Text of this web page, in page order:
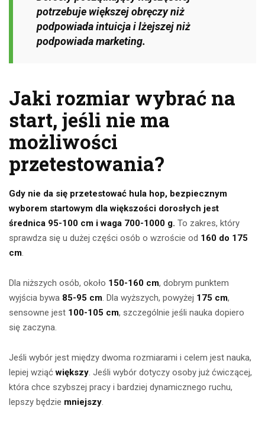
potrzebuje większej obręczy niż
podpowiada intuicja i lżejszej niż
podpowiada marketing.
Jaki rozmiar wybrać na
start, jeśli nie ma
możliwości
przetestowania?
Gdy nie da się przetestować hula hop, bezpiecznym
wyborem startowym dla większości dorosłych jest
średnica 95-100 cm i waga 700-1000 g. To zakres, który
sprawdza się u dużej części osób o wzroście od 160 do 175
cm.
Dla niższych osób, około 150-160 cm, dobrym punktem
wyjścia bywa 85-95 cm. Dla wyższych, powyżej 175 cm,
sensowne jest 100-105 cm, szczególnie jeśli nauka dopiero
się zaczyna.
Jeśli wybór jest między dwoma rozmiarami i celem jest nauka,
lepiej wziąćwiększy. Jeśli wybór dotyczy osoby już ćwiczącej,
która chce szybszej pracy i bardziej dynamicznego ruchu,
lepszy będzie mniejszy.